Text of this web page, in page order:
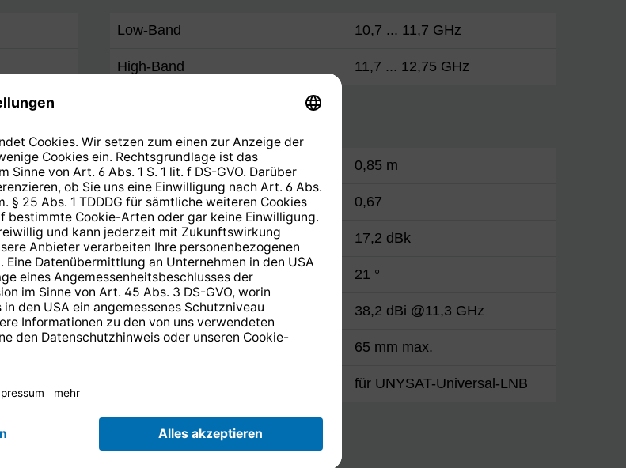
Low-Band 10,7 ... 11,7 GHz
High-Band 11,7 ... 12,75 GHz
Nennmaß 0,85 m
F/D 0,67
G/T 17,2 dBk
Offsetwinkel 21 °
Gewinn 38,2 dBi @11,3 GHz
Mast Ø 65 mm max.
für UNYSAT-Universal-LNB